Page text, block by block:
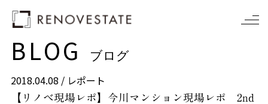
BLOG ブログ
2018.04.08 / レポート
【リノベ現場レポ】今川マンション現場レポ 2nd